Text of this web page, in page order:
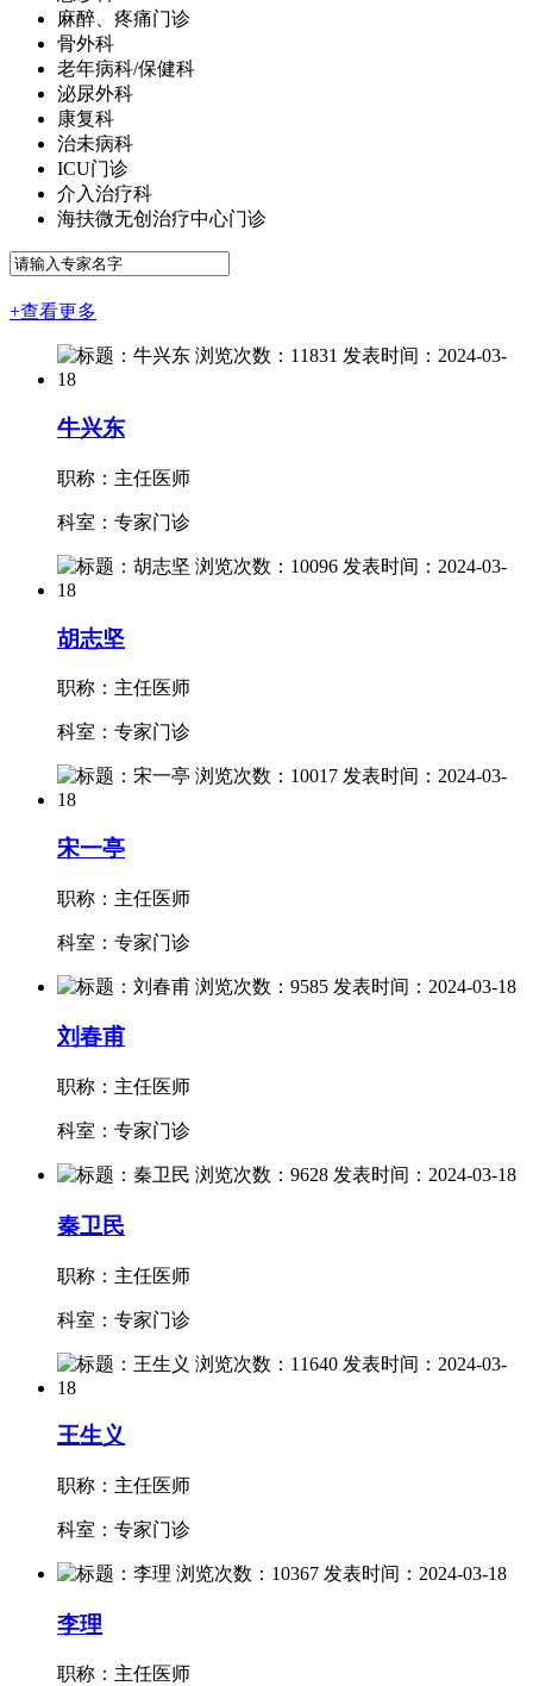
麻醉、疼痛门诊
骨外科
老年病科/保健科
泌尿外科
康复科
治未病科
ICU门诊
介入治疗科
海扶微无创治疗中心门诊
+查看更多
牛兴东
职称：主任医师
科室：专家门诊
胡志坚
职称：主任医师
科室：专家门诊
宋一亭
职称：主任医师
科室：专家门诊
刘春甫
职称：主任医师
科室：专家门诊
秦卫民
职称：主任医师
科室：专家门诊
王生义
职称：主任医师
科室：专家门诊
李理
职称：主任医师